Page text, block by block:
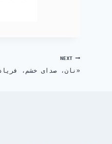
NEXT
«نان، صدای خشم، فریاد آزادی»